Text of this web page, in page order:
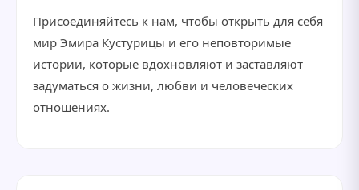
Присоединяйтесь к нам, чтобы открыть для себя
мир Эмира Кустурицы и его неповторимые
истории, которые вдохновляют и заставляют
задуматься о жизни, любви и человеческих
отношениях.